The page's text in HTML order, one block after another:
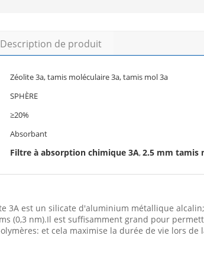
Description de produit
Zéolite 3a, tamis moléculaire 3a, tamis mol 3a
SPHÈRE
≥20%
Absorbant
Filtre à absorption chimique 3A,2.5 mm tamis
3A est un silicate d'aluminium métallique
(0,3 nm).Il est suffisamment grand pour
et cela maximise la durée de vie lors de